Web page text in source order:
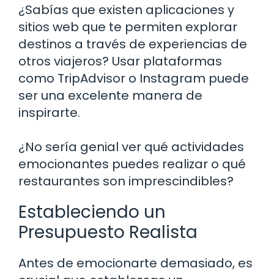
¿Sabías que existen aplicaciones y
sitios web que te permiten explorar
destinos a través de experiencias de
otros viajeros? Usar plataformas
como TripAdvisor o Instagram puede
ser una excelente manera de
inspirarte.
¿No sería genial ver qué actividades
emocionantes puedes realizar o qué
restaurantes son imprescindibles?
Estableciendo un
Presupuesto Realista
Antes de emocionarte demasiado, es